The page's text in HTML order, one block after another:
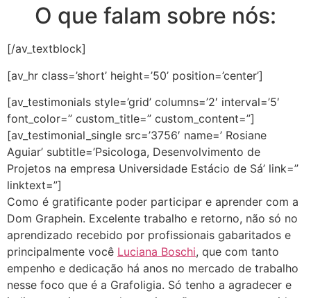
O que falam sobre nós:
[/av_textblock]
[av_hr class=’short’ height=’50’ position=’center’]
[av_testimonials style=’grid’ columns=’2′ interval=’5′
font_color=” custom_title=” custom_content=”]
[av_testimonial_single src=’3756′ name=’ Rosiane
Aguiar’ subtitle=’Psicologa, Desenvolvimento de
Projetos na empresa Universidade Estácio de Sá’ link=”
linktext=”]
Como é gratificante poder participar e aprender com a
Dom Graphein. Excelente trabalho e retorno, não só no
aprendizado recebido por profissionais gabaritados e
principalmente você Luciana Boschi, que com tanto
empenho e dedicação há anos no mercado de trabalho
nesse foco que é a Grafoligia. Só tenho a agradecer e